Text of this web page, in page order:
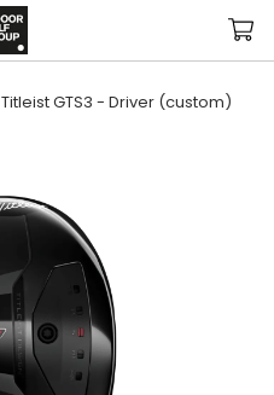
Titleist GTS3 - Driver (custom)